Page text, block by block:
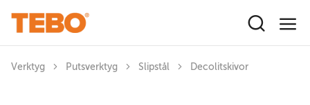
Verktyg Putsverktyg Slipstål Decolitskivor